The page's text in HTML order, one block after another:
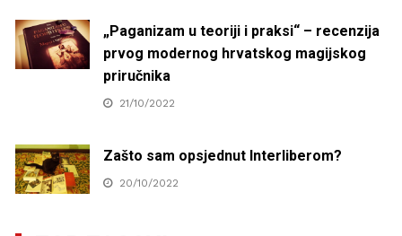
„Paganizam u teoriji i praksi“ – recenzija
prvog modernog hrvatskog magijskog
priručnika
21/10/2022
Zašto sam opsjednut Interliberom?
20/10/2022